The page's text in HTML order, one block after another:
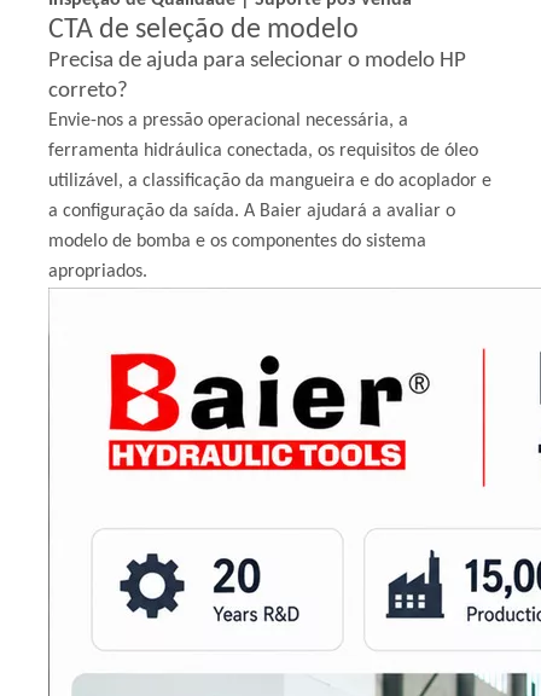
CTA de seleção de modelo
Precisa de ajuda para selecionar o modelo HP
correto?
Envie-nos a pressão operacional necessária, a
ferramenta hidráulica conectada, os requisitos de óleo
utilizável, a classificação da mangueira e do acoplador e
a configuração da saída. A Baier ajudará a avaliar o
modelo de bomba e os componentes do sistema
apropriados.